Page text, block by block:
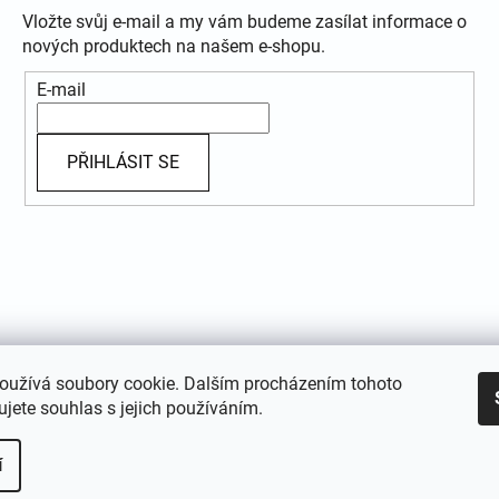
soubory cookie. Dalším procházením tohoto
souhlas s jejich používáním.
Vložte svůj e-mail a my vám budeme zasílat informace o
nových produktech na našem e-shopu.
E-mail
PŘIHLÁSIT SE